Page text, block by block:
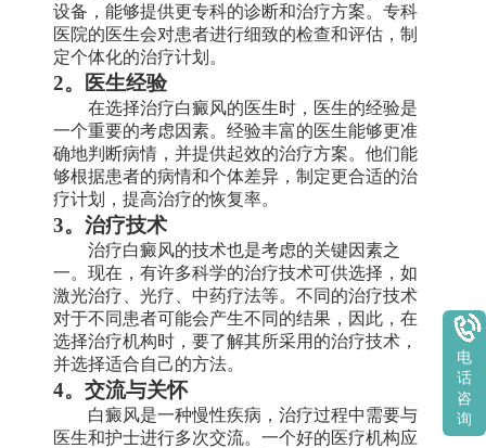
设备，能够提供更专科的诊断和治疗方案。专科
医院的医生会对患者进行细致的检查和评估，制
定个体化的治疗计划。
2。医生经验
在选择治疗白癜风的医生时，医生的经验是
一个重要的考虑因素。经验丰富的医生能够更准
确地判断病情，并提供起效的治疗方案。他们能
够根据患者的病情和个体差异，制定更合适的治
疗计划，提高治疗的恢复率。
3。治疗技术
治疗白癜风的技术也是考虑的关键因素之
一。现在，有许多科学的治疗技术可供选择，如
激光治疗、光疗、中药疗法等。不同的治疗技术
对于不同患者可能会产生不同的结果，因此，在
选择治疗机构时，要了解其所采用的治疗技术，
并选择适合自己的方法。
4。交流与关怀
白癜风是一种慢性疾病，治疗过程中需要与
医生和护士进行多次交流。一个好的医疗机构应
电
话
咨
询